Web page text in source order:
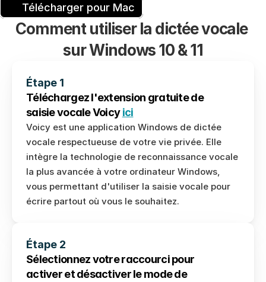
Télécharger pour Mac
Comment utiliser la dictée vocale
sur Windows 10 & 11
Étape 1
Téléchargez l'extension gratuite de
saisie vocale Voicy ici
Voicy est une application Windows de dictée
vocale respectueuse de votre vie privée. Elle
intègre la technologie de reconnaissance vocale
la plus avancée à votre ordinateur Windows,
vous permettant d'utiliser la saisie vocale pour
écrire partout où vous le souhaitez.
Télécharger la reconnaissance vocale pour Windows
Télécharger pour Ubuntu/Debian
Télécharger pour Mac
Étape 2
Sélectionnez votre raccourci pour
activer et désactiver le mode de